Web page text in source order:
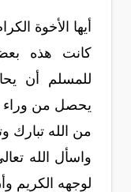
أيها الأخوة
كانت هذه
للمسلم أن
يحصل من وراء
من الله تبارك
واسأل الله
لوجهه الكريم